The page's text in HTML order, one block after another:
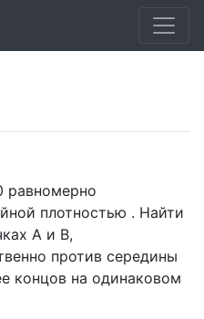
равномерно
плотностью . Найти
А и В,
против середины
концов на одинаковом